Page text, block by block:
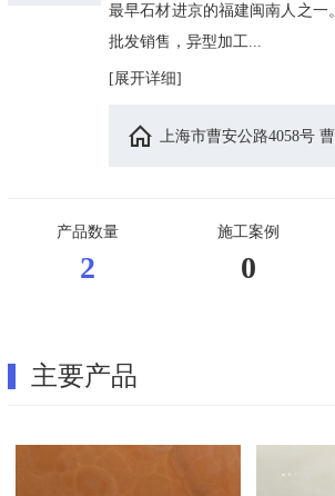
最早石材进京的福建闽南人之一
批发销售，异型加工...
[展开详细]
上海市曹安公路4058号
产品数量
2
施工案例
0
主要产品